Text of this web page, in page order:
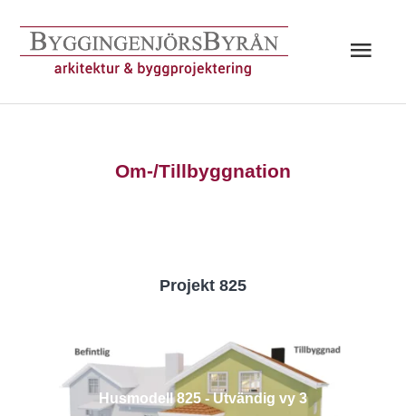
innehåll
Om-/Tillbyggnation
Projekt 825
Husmodell 825 - Utvändig vy 3